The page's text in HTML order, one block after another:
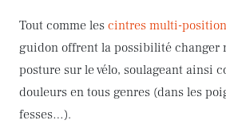
Tout comme les cintres multi-
guidon offrent la possibilité changer
posture sur le vélo, soulageant ainsi
douleurs en tous genres (dans les
fesses…).